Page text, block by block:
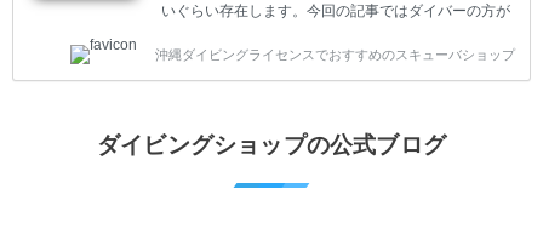
いぐらい存在します。今回の記事ではダイバーの方が
グスポットを紹介します。 当スクールは、沖縄本島で
は北谷町、嘉手納町、読谷村、恩納村、名護市、本部
案内しております。 ダイビングライセンスをお持ちの
沖縄ダイビングライセンスでおすすめのスキューバショップ
ダイビングショップの公式ブログ